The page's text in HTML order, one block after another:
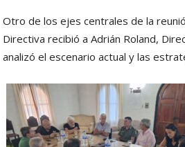
Otro de los ejes centrales de la
Directiva recibió a Adrián Roland,
analizó el escenario actual y las